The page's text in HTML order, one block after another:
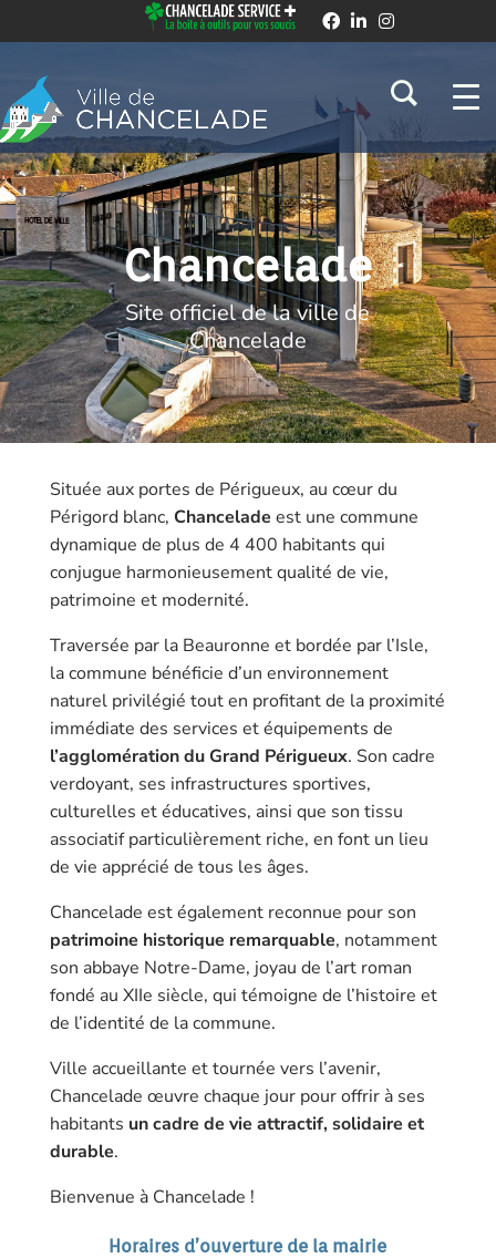
Chancelade
Site officiel de la ville de
Chancelade
Située aux portes de Périgueux, au cœur du
Périgord blanc, Chancelade est une commune
dynamique de plus de 4 400 habitants qui
conjugue harmonieusement qualité de vie,
patrimoine et modernité.
Traversée par la Beauronne et bordée par l’Isle,
la commune bénéficie d’un environnement
naturel privilégié tout en profitant de la proximité
immédiate des services et équipements de
l’agglomération du Grand Périgueux. Son cadre
verdoyant, ses infrastructures sportives,
culturelles et éducatives, ainsi que son tissu
associatif particulièrement riche, en font un lieu
de vie apprécié de tous les âges.
Chancelade est également reconnue pour son
patrimoine historique remarquable, notamment
son abbaye Notre-Dame, joyau de l’art roman
fondé au XIIe siècle, qui témoigne de l’histoire et
de l’identité de la commune.
Ville accueillante et tournée vers l’avenir,
Chancelade œuvre chaque jour pour offrir à ses
habitants un cadre de vie attractif, solidaire et
durable.
Bienvenue à Chancelade !
Horaires d’ouverture de la mairie